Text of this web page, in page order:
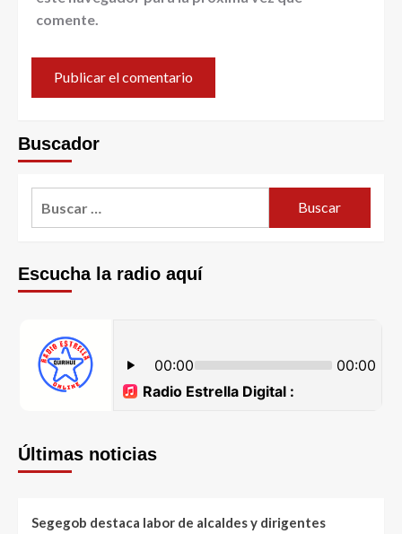
comente.
Buscador
Escucha la radio aquí
Últimas noticias
Segegob destaca labor de alcaldes y dirigentes